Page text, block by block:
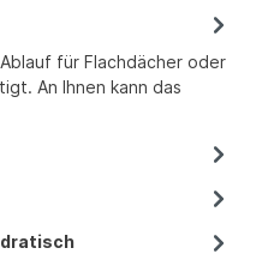
für Flachdächer oder
An Ihnen kann das